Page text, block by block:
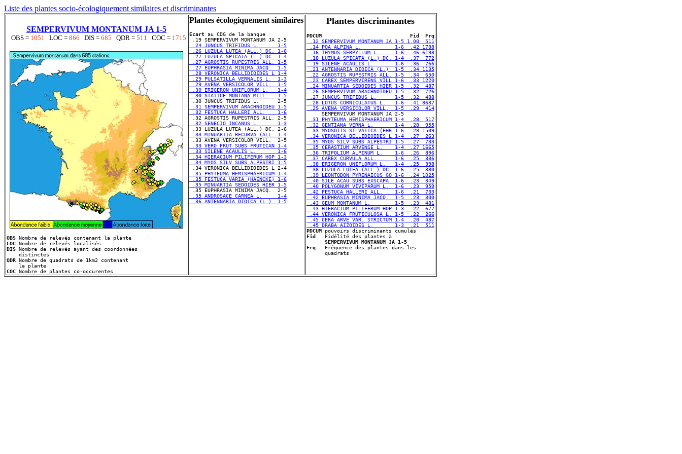
Liste des plantes socio-écologiquement similaires et discriminantes
SEMPERVIVUM MONTANUM JA 1-5
OBS = 1051 LOC = 866 DIS = 685 QDR = 511 COC = 1715
OBS
LOC
DIS Nombre de relevés ayant des coordonnées
QDR Nombre de quadrats de 1km2 contenant
COC Nombre de plantes co-occurentes
Plantes écologiquement similaires
Ecart au CDG de la banque
.24 JUNCUS TRIFIDUS L.      1-5
.26 LUZULA LUTEA (ALL.) DC. 1-6
.27 LUZULA SPICATA (L.) DC. 1-4
.27 AGROSTIS RUPESTRIS ALL. 1-5
.27 EUPHRASIA MINIMA JACQ.  1-5
.28 VERONICA BELLIDIOIDES L 1-4
.29 PULSATILLA VERNALIS L.  1-3
.29 AVENA VERSICOLOR VILL.  1-5
.30 ERIGERON UNIFLORUM L.   1-4
.30 STATICE MONTANA MILL.   1-5
.31 SEMPERVIVUM ARACHNOIDEU 1-5
.32 FESTUCA HALLERI ALL.    1-6
.32 SENECIO INCANUS L.      1-3
.33 MINUARTIA RECURVA (ALL. 1-4
.33 VERO FRUT SUBS FRUTICAN 1-4
.33 SILENE ACAULIS L.       1-6
.34 HIERACIUM PILIFERUM HOP 1-3
.34 MYOS SILV SUBS ALPESTRI 1-5
.35 PHYTEUMA HEMISPHAERICUM 1-4
.35 FESTUCA VARIA (HAENCKE) 1-6
.35 MINUARTIA SEDOIDES HIER 1-5
.35 ANDROSACE CARNEA L.     1-4
.36 ANTENNARIA DIOICA (L.)  1-5
Plantes discriminantes
PDCUM                             Fid  Frq
.12 SEMPERVIVUM MONTANUM JA 1-5 1.00  511
.14 POA ALPINA L.           1-6  .42 1788
.16 THYMUS SERPYLLUM L.     1-6  .46 6198
.18 LUZULA SPICATA (L.) DC. 1-4  .37  772
.19 SILENE ACAULIS L.       1-6  .36  766
.21 ANTENNARIA DIOICA (L.)  1-5  .34 1135
.22 AGROSTIS RUPESTRIS ALL. 1-5  .34  650
.23 CAREX SEMPERVIRENS VILL 1-6  .33 1220
.24 MINUARTIA SEDOIDES HIER 1-5  .32  487
.26 SEMPERVIVUM ARACHNOIDEU 1-5  .32  726
.27 JUNCUS TRIFIDUS L.      1-5  .32  488
.28 LOTUS CORNICULATUS L.   1-6  .41 8637
.29 AVENA VERSICOLOR VILL.  1-5  .29  414
.31 PHYTEUMA HEMISPHAERICUM 1-4  .28  517
.32 GENTIANA VERNA L.       1-4  .28  955
.33 MYOSOTIS SILVATICA (EHR 1-6  .28 1509
.34 VERONICA BELLIDIOIDES L 1-4  .27  263
.35 MYOS SILV SUBS ALPESTRI 1-5  .27  733
.35 CERASTIUM ARVENSE L.    1-4  .27 1665
.36 TRIFOLIUM ALPINUM L.    1-6  .26  896
.37 CAREX CURVULA ALL.      1-6  .25  386
.38 ERIGERON UNIFLORUM L.   1-4  .25  398
.38 LUZULA LUTEA (ALL.) DC. 1-6  .25  380
.39 LEONTODON PYRENAICUS GO 1-6  .24 1025
.40 SILE ACAU SUBS EXSCAPA  1-6  .23  349
.40 POLYGONUM VIVIPARUM L.  1-6  .23  959
.42 FESTUCA HALLERI ALL.    1-6  .21  733
.42 EUPHRASIA MINIMA JACQ.  1-5  .23  300
.43 GEUM MONTANUM L.        1-5  .23  481
.43 HIERACIUM PILIFERUM HOP 1-3  .22  677
.44 VERONICA FRUTICULOSA L. 1-5  .22  266
.45 CERA ARVE VAR. STRICTUM 1-4  .20  487
.45 DRABA AIZOIDES L.       1-3  .21  511
PDCUM
Fid
Fidélité des plantes à
SEMPERVIVUM MONTANUM JA 1-5
Frq Fréquence des plantes dans les